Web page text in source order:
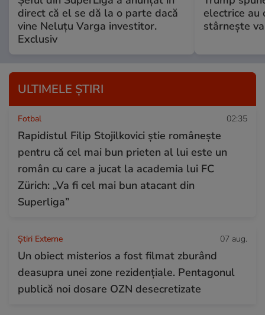
direct că el se dă la o parte dacă
vine Neluțu Varga investitor.
Exclusiv
electrice au
stârnește
ULTIMELE ȘTIRI
Fotbal 02:35
Rapidistul Filip Stojilkovici știe românește
pentru că cel mai bun prieten al lui este un
român cu care a jucat la academia lui FC
Zürich: „Va fi cel mai bun atacant din
Superliga”
Știri Externe 07 aug.
Un obiect misterios a fost filmat zburând
deasupra unei zone rezidențiale. Pentagonul
publică noi dosare OZN desecretizate